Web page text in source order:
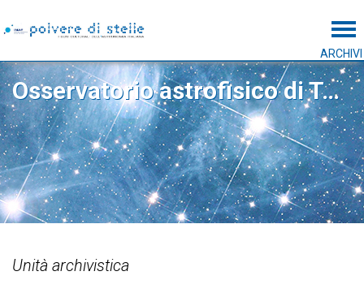
ARCHIVI
Osservatorio astrofisico di Torino
Unità archivistica